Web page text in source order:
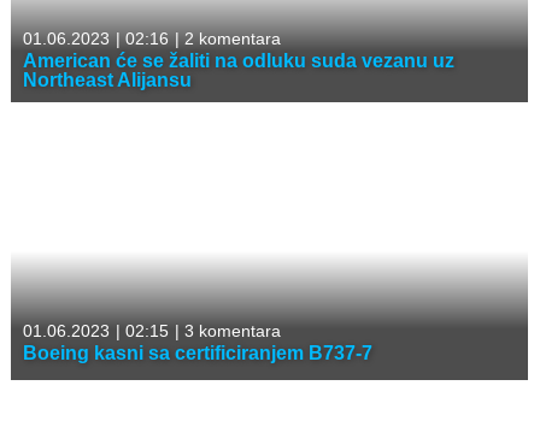
01.06.2023 |02:16 |2 komentara
American će se žaliti na odluku suda vezanu uz
Northeast Alijansu
01.06.2023 | 02:15 | 3 komentara
Boeing kasni sa certificiranjem B737-7